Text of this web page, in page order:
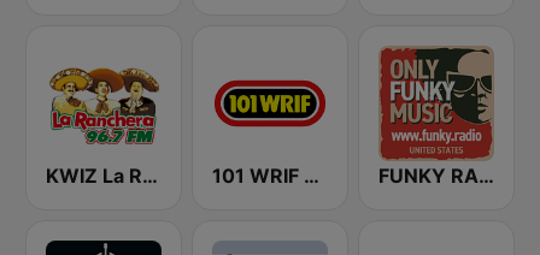
KWIZ La Ranchera 96.7 FM (US Only) 101 WRIF Rocks Detroit FUNKY RADIO (USA)